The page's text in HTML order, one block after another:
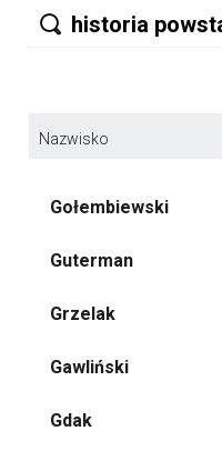
Nazwisko
Gołembiewski
Guterman
Grzelak
Gawliński
Gdak